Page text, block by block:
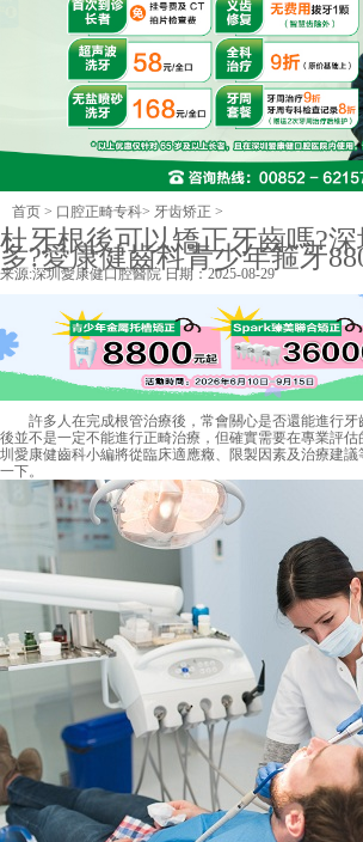
首页 > 口腔正畸专科> 牙齿矫正 >
杜牙根後可以矯正牙齒嗎?
多?愛康健齒科青少年箍牙
来源:深圳愛康健口腔醫院日期：2025-08-29
許多人在完成根管治療後，常會關心是否還能進行牙
後並不是一定不能進行正畸治療，但確實需要在專業評
圳愛康健齒科小編將從臨床適應癥、限製因素及治療建
一下。